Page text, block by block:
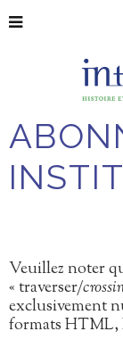
Veuillez noter
« traverser/
exclusivement
formats HTML,